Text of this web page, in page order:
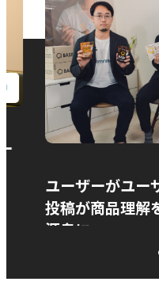
お
ユーザーがユー
投稿が商品理解
源泉に